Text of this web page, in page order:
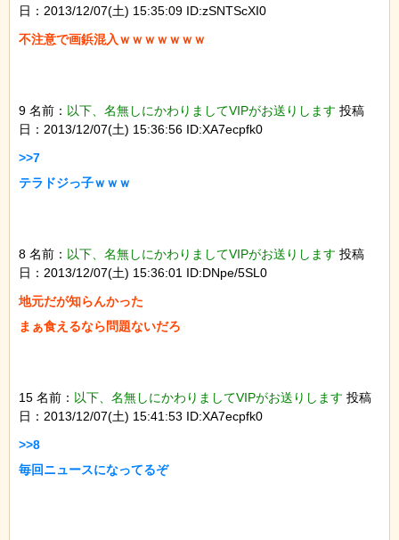
日：2013/12/07(土) 15:35:09 ID:zSNTScXI0
9 名前： 以下、名無しにかわりましてVIPがお送りします 投稿
日：2013/12/07(土) 15:36:56 ID:XA7ecpfk0
>>7
8 名前： 以下、名無しにかわりましてVIPがお送りします 投稿
日：2013/12/07(土) 15:36:01 ID:DNpe/5SL0
地元だが知らんかった
15 名前： 以下、名無しにかわりましてVIPがお送りします 投稿
日：2013/12/07(土) 15:41:53 ID:XA7ecpfk0
>>8